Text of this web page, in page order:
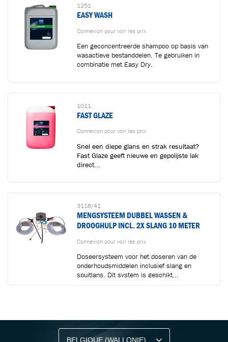
1251
EASY WASH
Connexion pour voir les prix
Een geconcentreerde shampoo op basis van
wasactieve bestanddelen. Te gebruiken in
combinatie met Easy Dry.
1011
FAST GLAZE
Connexion pour voir les prix
Snel een diepe glans en strak resultaat?
Fast Glaze geeft nieuwe en gepolijste lak
direct...
3118/41
MENGSYSTEEM DUBBEL WASSEN &
DROOGHULP INCL. 2X SLANG 10 METER
Connexion pour voir les prix
Doseersysteem voor het doseren van de
onderhoudsmiddelen inclusief slang en
spuitlans. Dit system is geschikt...
RESTEZ INFORMÉ AVEC NOTRE NEWSLETTER
Recevez des conseils professionnels,